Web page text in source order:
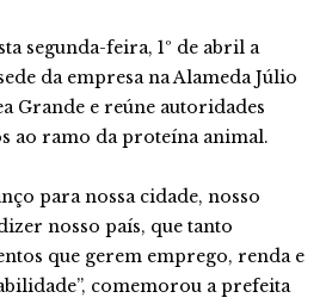
segunda-feira, 1º de abril a
da empresa na Alameda Júlio
Grande e reúne autoridades
ao ramo da proteína animal.
para nossa cidade, nosso
nosso país, que tanto
que gerem emprego, renda e
comemorou a prefeita